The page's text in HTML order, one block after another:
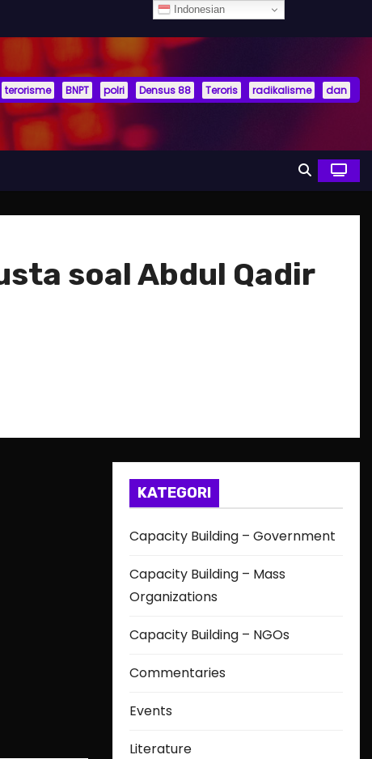
terorisme BNPT polri Densus 88 Teroris radikalisme dan
soal Abdul Qadir
KATEGORI
Capacity Building – Government
Capacity Building – Mass
Organizations
Capacity Building – NGOs
Commentaries
Events
Literature
Indonesian